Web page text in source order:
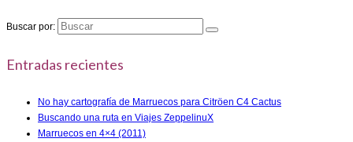
Buscar por:
Entradas recientes
No hay cartografía de Marruecos para Citröen C4 Cactus
Buscando una ruta en Viajes ZeppelinuX
Marruecos en 4×4 (2011)